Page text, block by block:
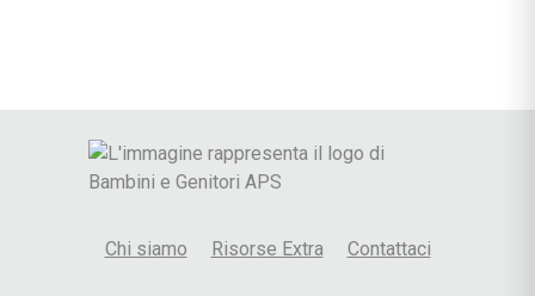
Chi siamo Risorse Extra Contattaci